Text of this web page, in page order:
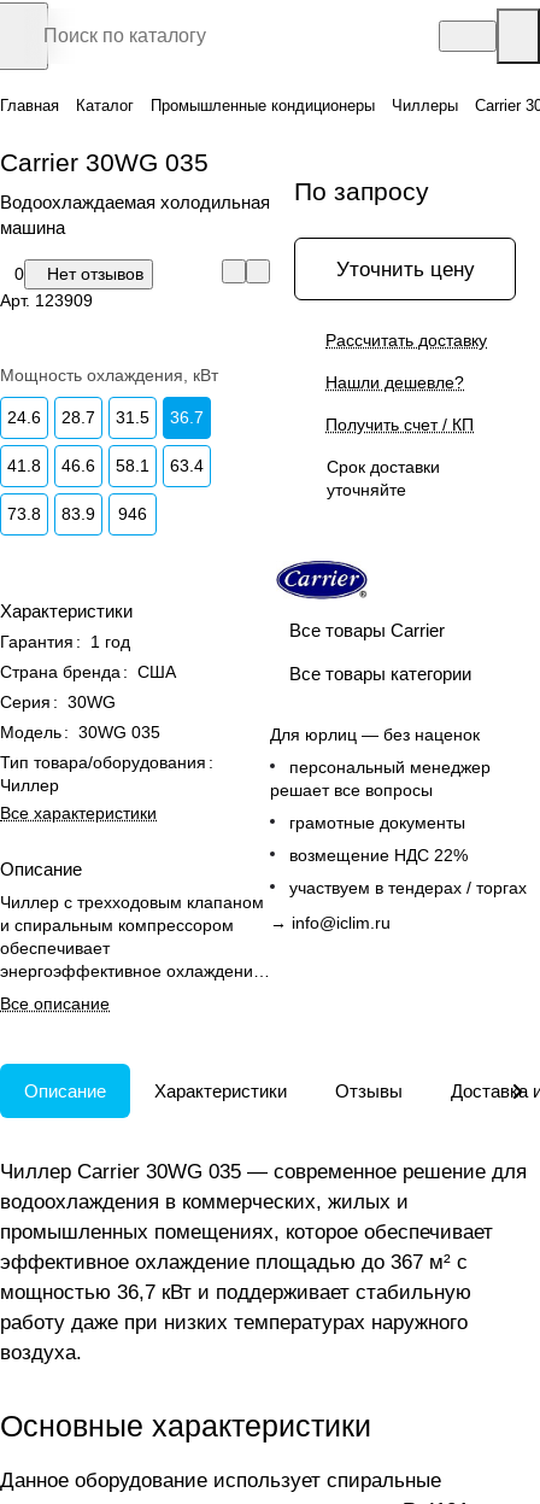
Главная Каталог Промышленные кондиционеры Чиллеры Carrier
Carrier 30WG 035
Водоохлаждаемая холодильная
машина
0
Нет отзывов
Арт. 123909
Мощность охлаждения, кВт
24.6 28.7 31.5 36.7
41.8 46.6 58.1 63.4
73.8 83.9 946
Характеристики
Гарантия :
1 год
Страна бренда : США
Серия : 30WG
Модель: 30WG 035
Тип товара/оборудования :
Чиллер
Все характеристики
Описание
Чиллер с трехходовым клапаном
и спиральным компрессором
обеспечивает
энергоэффективное охлаждение
и тихую работу в коммерческих и
жилых зданиях.
Все описание
По запросу
Уточнить цену
Рассчитать доставку
Нашли дешевле?
Получить счет / КП
Срок доставки
уточняйте
Все товары Carrier
Все товары категории
Для юрлиц — без наценок
персональный менеджер
решает все вопросы
грамотные документы
возмещение НДС 22%
участвуем в тендерах / торгах
→ info@iclim.ru
Описание Характеристики Отзывы Доставка
Чиллер Carrier 30WG 035 — современное решение для
водоохлаждения в коммерческих, жилых и
промышленных помещениях, которое обеспечивает
эффективное охлаждение площадью до 367 м² с
мощностью 36,7 кВт и поддерживает стабильную
работу даже при низких температурах наружного
воздуха.
Основные характеристики
Данное оборудование использует спиральные